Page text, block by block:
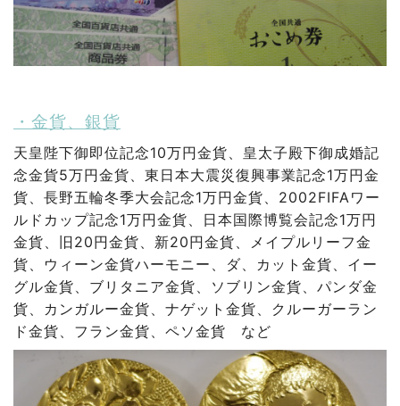
・金貨、銀貨
天皇陛下御即位記念10万円金貨、皇太子殿下御成婚記
念金貨5万円金貨、東日本大震災復興事業記念1万円金
貨、長野五輪冬季大会記念1万円金貨、2002FIFAワー
ルドカップ記念1万円金貨、日本国際博覧会記念1万円
金貨、旧20円金貨、新20円金貨、メイプルリーフ金
貨、ウィーン金貨ハーモニー、ダ、カット金貨、イー
グル金貨、ブリタニア金貨、ソブリン金貨、パンダ金
貨、カンガルー金貨、ナゲット金貨、クルーガーラン
ド金貨、フラン金貨、ペソ金貨 など